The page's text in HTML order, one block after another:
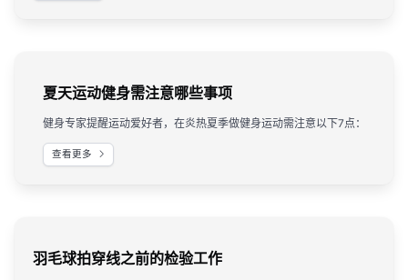
夏天运动健身需注意哪些事项
健身专家提醒运动爱好者，在炎热夏季做健身运动需注意以下7点：
查看更多
羽毛球拍穿线之前的检验工作